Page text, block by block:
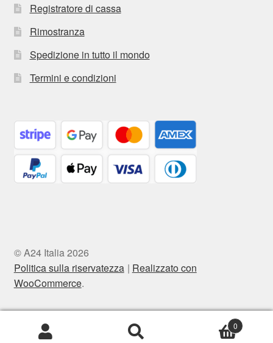
Registratore di cassa
Rimostranza
Spedizione in tutto il mondo
Termini e condizioni
© A24 Italia 2026
Politica sulla riservatezza
Realizzato con
WooCommerce.
0